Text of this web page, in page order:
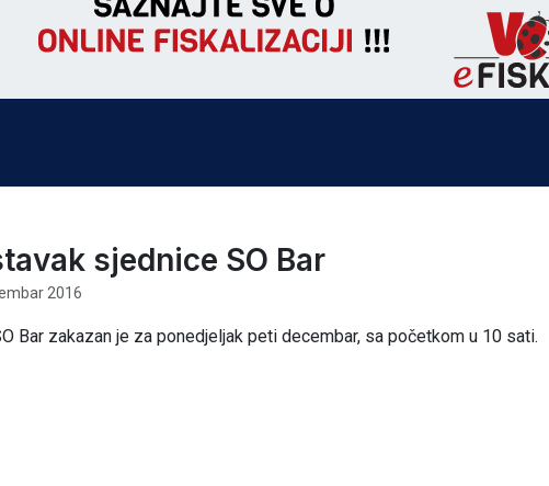
sjednice SO Bar
2016
Bar zakazan je za ponedjeljak peti decembar, sa početkom u 10 sati.